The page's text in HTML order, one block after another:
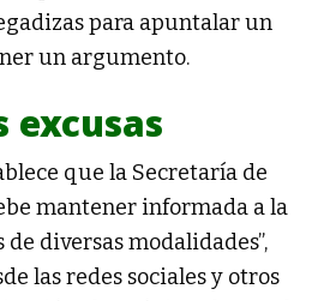
para apuntalar un
un argumento.
excusas
que la Secretaría de
mantener informada a la
diversas modalidades”,
las redes sociales y otros